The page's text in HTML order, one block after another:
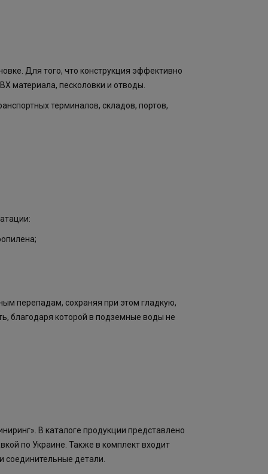
Для того, что конструкция эффективно
материала, песколовки и отводы.
терминалов, складов, портов,
перепадам, сохраняя при этом гладкую,
благодаря которой в подземные воды не
В каталоге продукции представлено
по Украине. Также в комплект входит
соединительные детали.